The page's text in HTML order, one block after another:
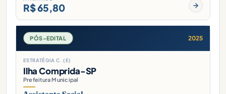
R$ 65,80
PÓS-EDITAL 2025
ESTRATÉGIA C. (E)
Ilha Comprida-SP
Prefeitura Municipal